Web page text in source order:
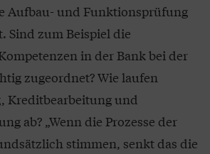
Aufbau- und Funktionsprüfung
Sind zum Beispiel die
in der Bank bei der
zugeordnet? Wie laufen
Kreditbearbeitung und
ab? „Wenn die Prozesse der
stimmen, senkt das die